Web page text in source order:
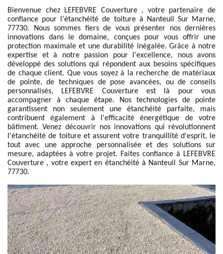
Bienvenue chez LEFEBVRE Couverture , votre partenaire de
confiance pour l'étanchéité de toiture à Nanteuil Sur Marne,
77730. Nous sommes fiers de vous présenter nos dernières
innovations dans le domaine, conçues pour vous offrir une
protection maximale et une durabilité inégalée. Grâce à notre
expertise et à notre passion pour l'excellence, nous avons
développé des solutions qui répondent aux besoins spécifiques
de chaque client. Que vous soyez à la recherche de matériaux
de pointe, de techniques de pose avancées, ou de conseils
personnalisés, LEFEBVRE Couverture est là pour vous
accompagner à chaque étape. Nos technologies de pointe
garantissent non seulement une étanchéité parfaite, mais
contribuent également à l'efficacité énergétique de votre
bâtiment. Venez découvrir nos innovations qui révolutionnent
l'étanchéité de toiture et assurent votre tranquillité d'esprit, le
tout avec une approche personnalisée et des solutions sur
mesure, adaptées à votre projet. Faites confiance à LEFEBVRE
Couverture , votre expert en étanchéité à Nanteuil Sur Marne,
77730.